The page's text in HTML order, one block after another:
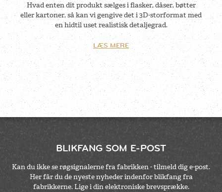
Hvad enten dit produkt sælges i flasker, dåser, bøtter
eller kartoner, så kan vi gengive det i 3D-storformat med
en hidtil uset realistisk detaljegrad.
LÆS MERE
BLIKFANG SOM E-POST
Kan du ikke se røgsignalerne fra fabrikken - tilmeld dig e-post.
Her får du de nyeste nyheder indenfor blikfang fra
fabrikkerne. Lige i din elektroniske brevsprække.